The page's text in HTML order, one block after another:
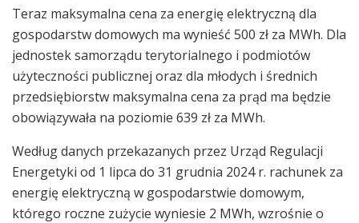
Teraz maksymalna cena za energię elektryczną dla
gospodarstw domowych ma wynieść 500 zł za MWh. Dla
jednostek samorządu terytorialnego i podmiotów
użyteczności publicznej oraz dla młodych i średnich
przedsiębiorstw maksymalna cena za prąd ma będzie
obowiązywała na poziomie 639 zł za MWh.
Według danych przekazanych przez Urząd Regulacji
Energetyki od 1 lipca do 31 grudnia 2024 r. rachunek za
energię elektryczną w gospodarstwie domowym,
którego roczne zużycie wyniesie 2 MWh, wzrośnie o